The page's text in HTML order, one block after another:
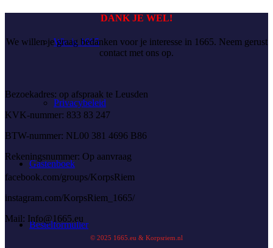
Wie is 1665
Privacybeleid
Gastenboek
Bestelformulier
DANK JE WEL!
We willen je graag bedanken voor je interesse in 1665. Neem gerust
contact met ons op.
Bezoekadres: op afspraak te Leusden
KVK-nummer: 833 83 247
BTW-nummer: NL00 381 4696 B86
Rekeningsnummer: Op aanvraag
facebook.com/groups/KorpsRiem
instagram.com/KorpsRiem_1665/
Mail: Info@1665.eu
© 2025 1665.eu & Korpsriem.nl